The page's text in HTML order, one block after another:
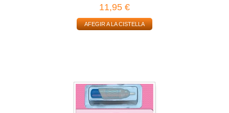
11,95 €
AFEGIR A LA CISTELLA